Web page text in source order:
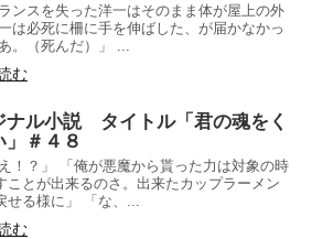
ンスを失った洋一はそのまま体が屋上の外
は必死に柵に手を伸ばした、が届かなかっ
。（死んだ）」 ...
む
ナル小説 タイトル「君の魂をく
」＃４８
！？」 「俺が悪魔から貰った力は対象の時
ことが出来るのさ。出来たカップラーメン
せる様に」 「な、...
む